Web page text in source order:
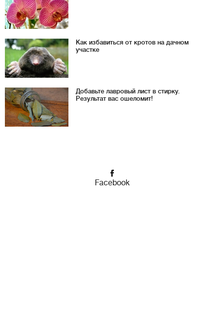
Как избавиться от кротов на дачном
участке
Добавьте лавровый лист в стирку.
Результат вас ошеломит!
Facebook